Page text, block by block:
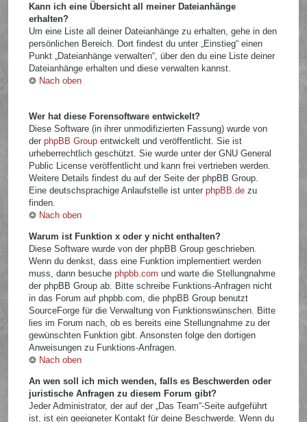
Kann ich eine Übersicht all meiner Dateianhänge
erhalten?
Um eine Liste all deiner Dateianhänge zu erhalten, gehe in den
persönlichen Bereich. Dort findest du unter „Einstieg“ einen
Punkt „Dateianhänge verwalten“, über den du eine Liste deiner
Dateianhänge erhalten und diese verwalten kannst.
Nach oben
Wer hat diese Forensoftware entwickelt?
Diese Software (in ihrer unmodifizierten Fassung) wurde von
derphpBB Group entwickelt und veröffentlicht. Sie ist
urheberrechtlich geschützt. Sie wurde unter der GNU General
Public License veröffentlicht und kann frei vertrieben werden.
Weitere Details findest du auf der Seite der phpBB Group.
Eine deutschsprachige Anlaufstelle ist unterphpBB.de zu
finden.
Nach oben
Warum ist Funktion x oder y nicht enthalten?
Diese Software wurde von der phpBB Group geschrieben.
Wenn du denkst, dass eine Funktion implementiert werden
muss, dann besuchephpbb.com und warte die Stellungnahme
der phpBB Group ab. Bitte schreibe Funktions-Anfragen nicht
in das Forum auf phpbb.com, die phpBB Group benutzt
SourceForge für die Verwaltung von Funktionswünschen. Bitte
lies im Forum nach, ob es bereits eine Stellungnahme zu der
gewünschten Funktion gibt. Ansonsten folge den dortigen
Anweisungen zu Funktions-Anfragen.
Nach oben
An wen soll ich mich wenden, falls es Beschwerden oder
juristische Anfragen zu diesem Forum gibt?
Jeder Administrator, der auf der „Das Team“-Seite aufgeführt
ist, ist ein geeigneter Kontakt für deine Beschwerde. Wenn du